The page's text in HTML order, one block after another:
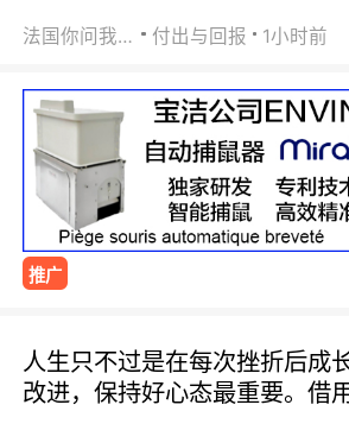
法国你问我答 付出与回报 1小时前
推广
人生只不过是在每次挫折后成
改进，保持好心态最重要。借